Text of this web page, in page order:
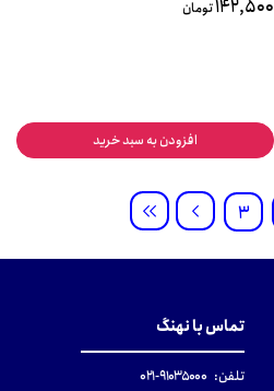
142,500تومان
افزودن به سبد خرید
3
تماس با نهنگ
تلفن: ۹۱۰۳۵۰۰۰-۰۲۱